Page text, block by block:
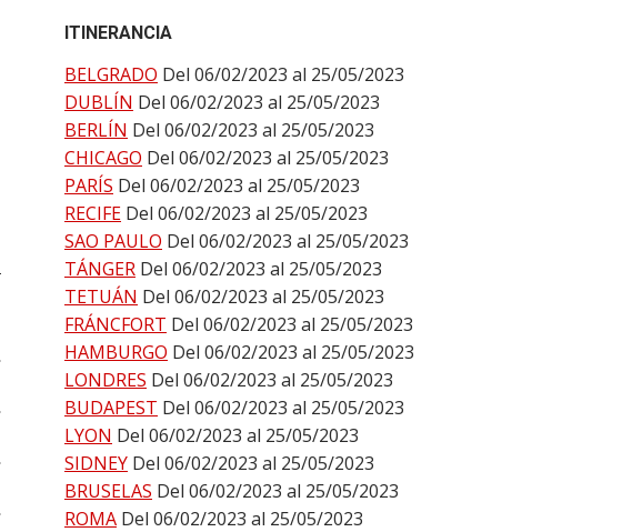
ITINERANCIA
BELGRADO Del 06/02/2023 al 25/05/2023
DUBLÍN Del 06/02/2023 al 25/05/2023
BERLÍN Del 06/02/2023 al 25/05/2023
CHICAGO Del 06/02/2023 al 25/05/2023
PARÍS Del 06/02/2023 al 25/05/2023
RECIFE Del 06/02/2023 al 25/05/2023
SAO PAULO Del 06/02/2023 al 25/05/2023
TÁNGER Del 06/02/2023 al 25/05/2023
TETUÁN Del 06/02/2023 al 25/05/2023
FRÁNCFORT Del 06/02/2023 al 25/05/2023
HAMBURGO Del 06/02/2023 al 25/05/2023
LONDRES Del 06/02/2023 al 25/05/2023
BUDAPEST Del 06/02/2023 al 25/05/2023
LYON Del 06/02/2023 al 25/05/2023
SIDNEY Del 06/02/2023 al 25/05/2023
BRUSELAS Del 06/02/2023 al 25/05/2023
ROMA Del 06/02/2023 al 25/05/2023